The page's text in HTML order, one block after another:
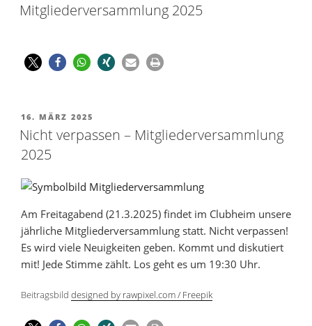
Mitgliederversammlung 2025
16. MÄRZ 2025
Nicht verpassen – Mitgliederversammlung
2025
Am Freitagabend (21.3.2025) findet im Clubheim unsere
jährliche Mitgliederversammlung statt. Nicht verpassen!
Es wird viele Neuigkeiten geben. Kommt und diskutiert
mit! Jede Stimme zählt. Los geht es um 19:30 Uhr.
Beitragsbild designed by rawpixel.com / Freepik